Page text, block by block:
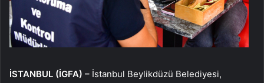
İSTANBUL (İGFA) – İstanbul Beylikdüzü Belediyesi,